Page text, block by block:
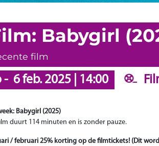
Babygirl
film
- 6 feb. 2025| 14:00
Babygirl (2025)
duurt 114 minuten en is zonder pauze.
/ februari 25% korting op de filmtickets! (Dit